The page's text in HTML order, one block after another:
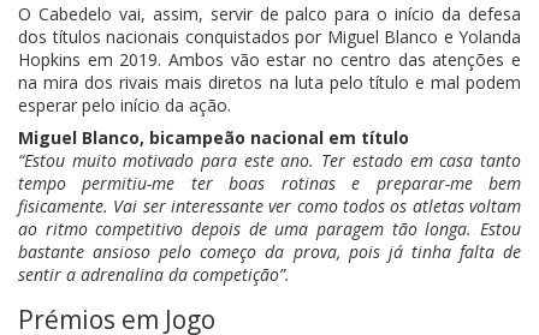
O Cabedelo vai, assim, servir de palco para o início da defesa
dos títulos nacionais conquistados por Miguel Blanco e Yolanda
Hopkins em 2019. Ambos vão estar no centro das atenções e
na mira dos rivais mais diretos na luta pelo título e mal podem
esperar pelo início da ação.
Miguel Blanco, bicampeão nacional em título
“Estou muito motivado para este ano. Ter estado em casa tanto
tempo permitiu-me ter boas rotinas e preparar-me bem
fisicamente. Vai ser interessante ver como todos os atletas voltam
ao ritmo competitivo depois de uma paragem tão longa. Estou
bastante ansioso pelo começo da prova, pois já tinha falta de
sentir a adrenalina da competição”.
Prémios em Jogo